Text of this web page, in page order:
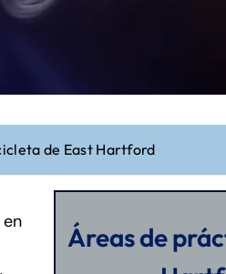
de East Hartford
Áreas de